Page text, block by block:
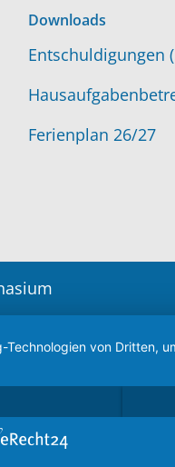
Downloads
Entschuldigungen
Ferienplan 26/27
Technologien von Dritten,